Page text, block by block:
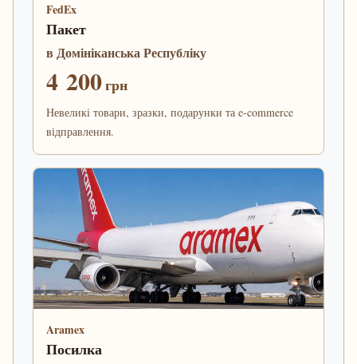
FedEx
Пакет
в Домініканська Республіку
4 200грн
Невеликі товари, зразки, подарунки та e-commerce
відправлення.
Aramex
Посилка